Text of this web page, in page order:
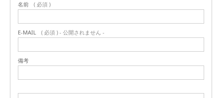
名前 ( 必須 )
E-MAIL ( 必須 ) - 公開されません -
備考